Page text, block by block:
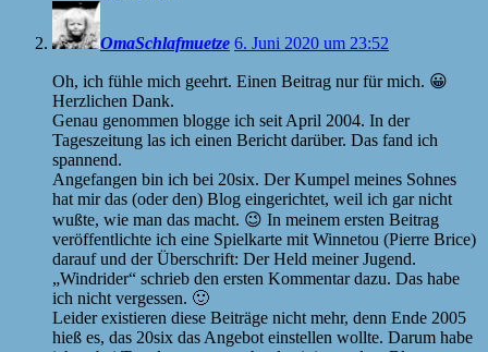
OmaSchlafmuetze 6. Juni 2020 um 23:52
Oh, ich fühle mich geehrt. Einen Beitrag nur für mich. 😀
Herzlichen Dank.
Genau genommen blogge ich seit April 2004. In der
Tageszeitung las ich einen Bericht darüber. Das fand ich
spannend.
Angefangen bin ich bei 20six. Der Kumpel meines Sohnes
hat mir das (oder den) Blog eingerichtet, weil ich gar nicht
wußte, wie man das macht. 😉 In meinem ersten Beitrag
veröffentlichte ich eine Spielkarte mit Winnetou (Pierre Brice)
darauf und der Überschrift: Der Held meiner Jugend.
„Windrider“ schrieb den ersten Kommentar dazu. Das habe
ich nicht vergessen. 🙂
Leider existieren diese Beiträge nicht mehr, denn Ende 2005
hieß es, das 20six das Angebot einstellen wollte. Darum habe